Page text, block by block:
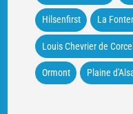
Hilsenfirst La
Louis Chevrier de
Ormont Plaine